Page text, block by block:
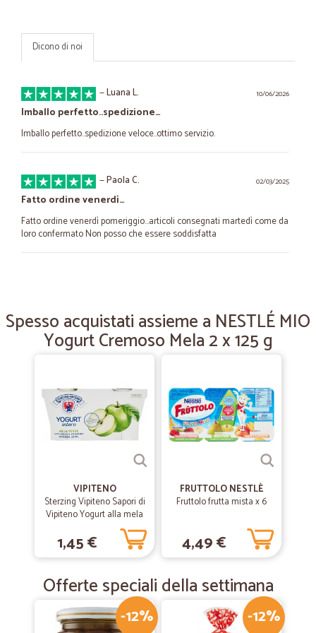
Dicono di noi
10/06/2026
—Luana L.
Imballo perfetto..spedizione…
Imballo perfetto..spedizione veloce..ottimo servizio.
02/03/2025
—Paola C.
Fatto ordine venerdì…
Fatto ordine venerdì pomeriggio...articoli consegnati martedì come da
loro confermato Non posso che essere soddisfatta
Ottimo supermercato on-line molto fornito. Prodotti freschi.
Spedizione veloce ed imballaggio perfetto. Consigliato!
Consegna rapida
Consegna rapida Ottimi proditti
02/11/2022
Angelo C.
Servizio accurato
Servizio buono accurato, anche servizio clienti telefonico gentile e
preparato.
Servizio di consegna puntuale e…
Servizio di consegna puntuale e accurato.
Spesso acquistati assieme a NESTLÉ MIO
Yogurt Cremoso Mela 2 x 125 g
VIPITENO
Sterzing Vipiteno Sapori di
Vipiteno Yogurt alla mela
verde 2 x 125 gr.
1,45 €
FRUTTOLO NESTLÈ
Fruttolo frutta mista x 6
4,49 €
Offerte speciali della settimana
-12% -12%